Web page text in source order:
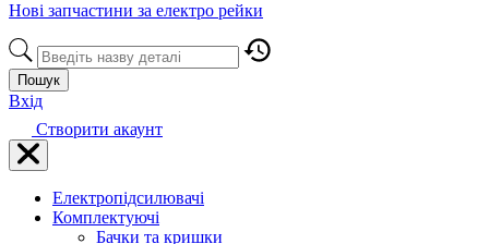
Нові запчастини за електро рейки
Пошук
Вхід
Створити акаунт
Електропідсилювачі
Комплектуючі
Бачки та кришки